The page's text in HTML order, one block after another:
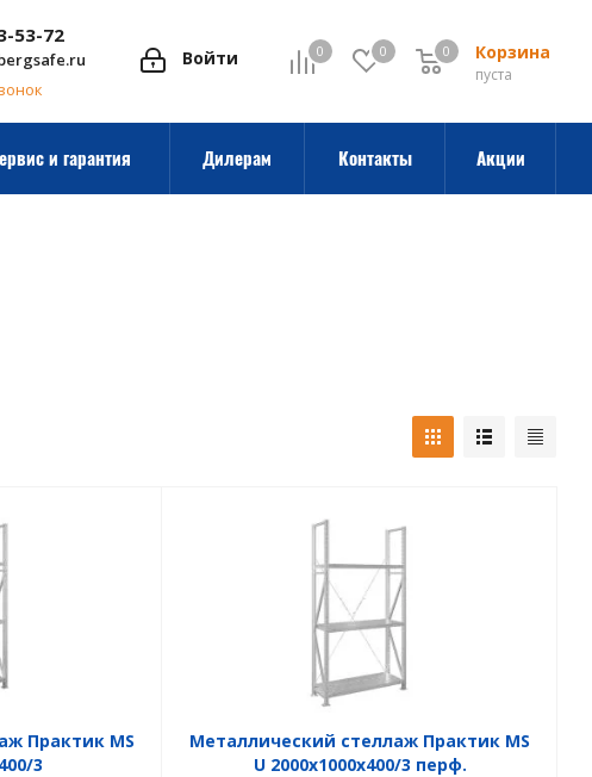
0 0 Корзина
0
пуста
0
Войти
53-72
и гарантия Дилерам Контакты Акции
Практик MS
3
Металлический стеллаж Практик MS
U 2000x1000x400/3 перф.